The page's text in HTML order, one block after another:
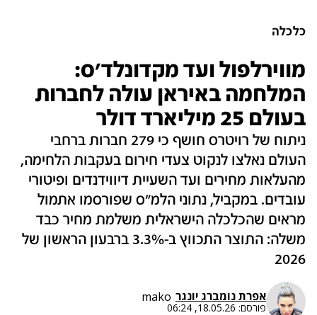
כלכלה
מווירלפול ועד מקדונלד'ס:
המלחמה באיראן עולה לחברות
בעולם 25 מיליארד דולר
ניתוח של רויטרס חושף כי 279 חברות ברחבי
העולם נאלצו לנקוט צעדי חירום בעקבות הלחימה,
מהעלאות מחירים ועד השעיית דיווידנדים ופיטורי
עובדים. במקביל, נתוני הלמ"ס שפורסמו אתמול
מראים שהכלכלה הישראלית משלמת מחיר כבד
משלה: התוצר התכווץ ב-3.3% ברבעון הראשון של
2026
אפרת נומברג יונגר mako
פורסם: 18.05.26, 06:24